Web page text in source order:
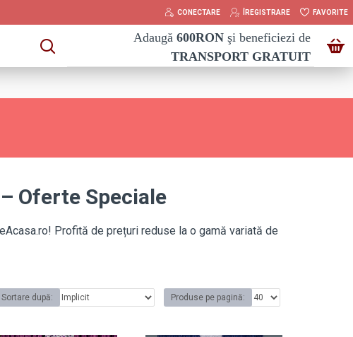
CONECTARE ÎREGISTRARE FAVORITE
Adaugă 600RON şi beneficiezi de
TRANSPORT GRATUIT
Oferte Speciale
Profită de prețuri reduse la o gamă variată de
Sortare după: Produse pe pagină: